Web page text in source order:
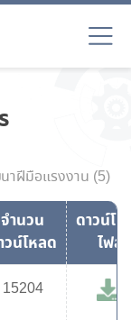
าฝีมือแรงงาน (5)
จำนวน
วน์โหลด
ดาวน์โ
ไฟล์
15204